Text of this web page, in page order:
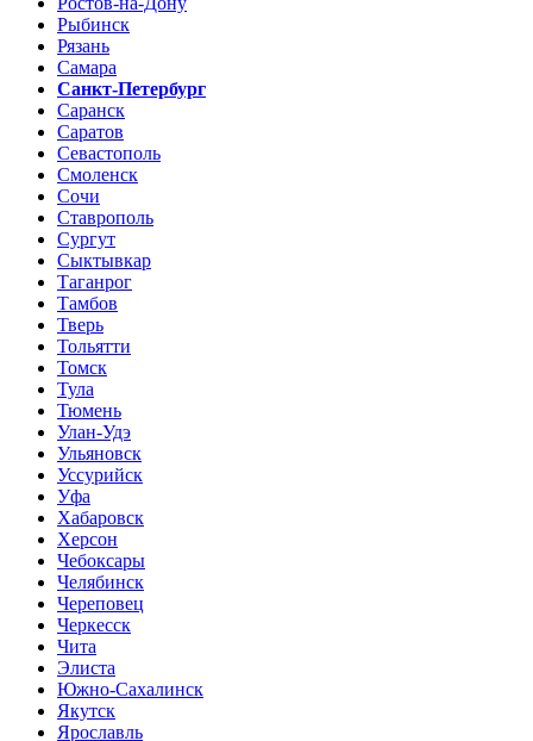
Рыбинск
Рязань
Самара
Санкт-Петербург
Саранск
Саратов
Севастополь
Смоленск
Сочи
Ставрополь
Сургут
Сыктывкар
Таганрог
Тамбов
Тверь
Тольятти
Томск
Тула
Тюмень
Улан-Удэ
Ульяновск
Уссурийск
Уфа
Хабаровск
Херсон
Чебоксары
Челябинск
Череповец
Черкесск
Чита
Элиста
Южно-Сахалинск
Якутск
Ярославль